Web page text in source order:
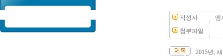
작성자
엠
첨부파일
2015년,